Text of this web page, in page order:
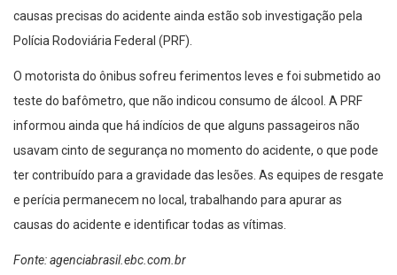
causas precisas do acidente ainda estão sob investigação pela
Polícia Rodoviária Federal (PRF).
O motorista do ônibus sofreu ferimentos leves e foi submetido ao
teste do bafômetro, que não indicou consumo de álcool. A PRF
informou ainda que há indícios de que alguns passageiros não
usavam cinto de segurança no momento do acidente, o que pode
ter contribuído para a gravidade das lesões. As equipes de resgate
e perícia permanecem no local, trabalhando para apurar as
causas do acidente e identificar todas as vítimas.
Fonte: agenciabrasil.ebc.com.br